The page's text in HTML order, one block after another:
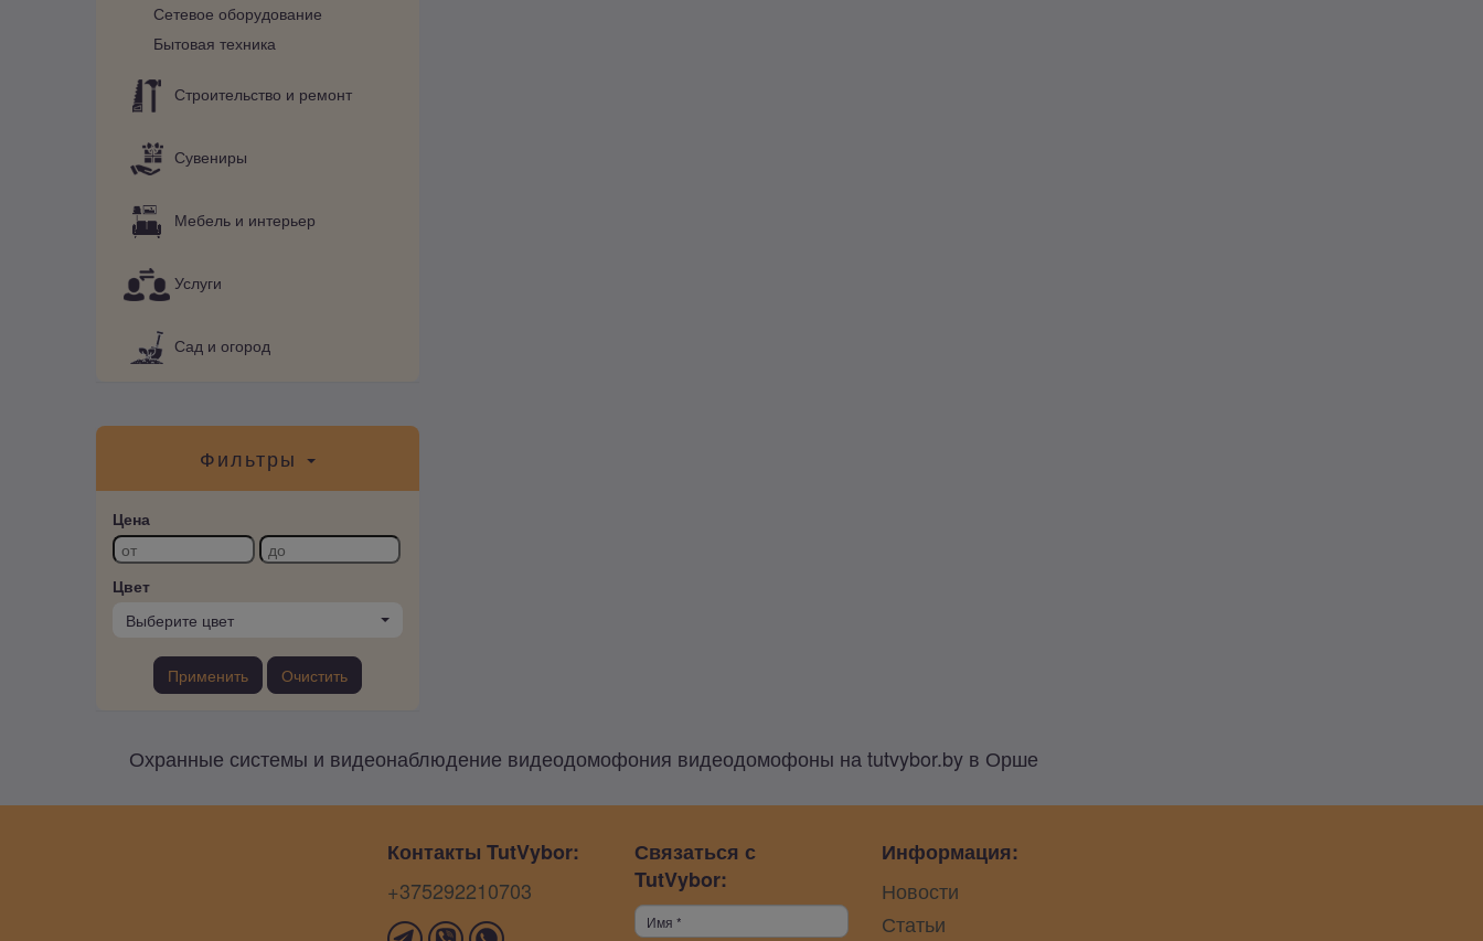
Сетевое оборудование
Бытовая техника
Строительство и ремонт
Сувениры
Мебель и интерьер
Услуги
Сад и огород
Фильтры
Цена
Цвет
Выберите цвет
Применить Очистить
Охранные системы и видеонаблюдение видеодомофония видеодомофоны на tutvybor.by в Орше
Контакты TutVybor:
+375292210703
Связаться с
TutVybor:
Информация:
Новости
Статьи